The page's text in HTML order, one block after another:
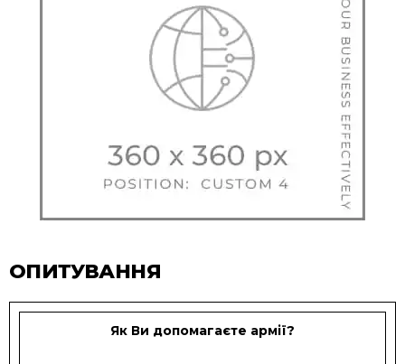
ОПИТУВАННЯ
Як Ви допомагаєте армії?